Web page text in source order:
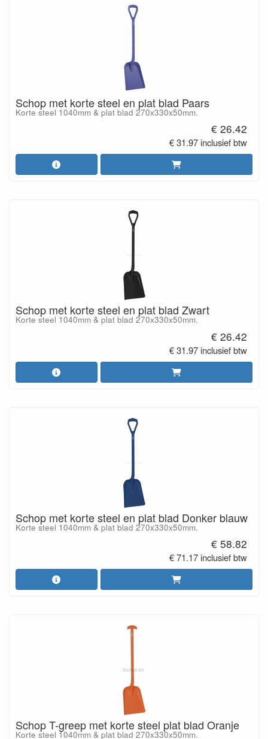
Schop met korte steel en plat blad Paars
Korte steel 1040mm & plat blad 270x330x50mm.
€ 26.42
€ 31.97 inclusief btw
Schop met korte steel en plat blad Zwart
Korte steel 1040mm & plat blad 270x330x50mm.
€ 26.42
€ 31.97 inclusief btw
Schop met korte steel en plat blad Donker blauw
Korte steel 1040mm & plat blad 270x330x50mm.
€ 58.82
€ 71.17 inclusief btw
Schop T-greep met korte steel plat blad Oranje
Korte steel 1040mm & plat blad 270x330x50mm.